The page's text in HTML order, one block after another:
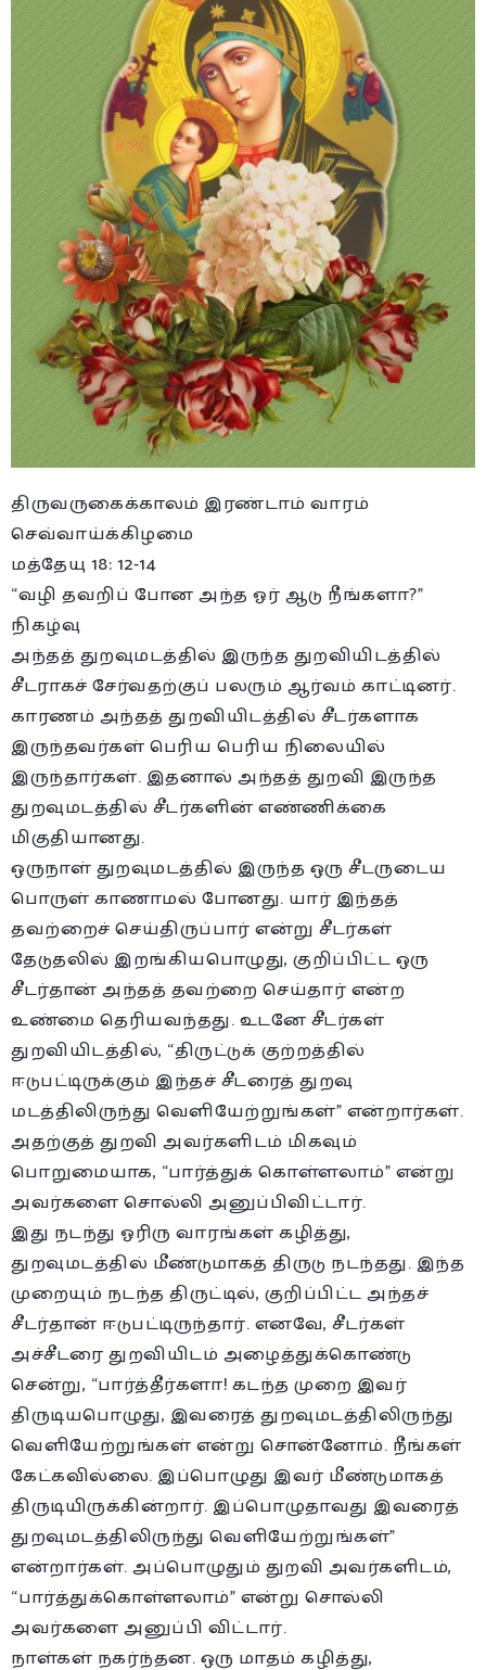
திருவருகைக்காலம் இரண்டாம் வாரம்
செவ்வாய்க்கிழமை
மத்தேயு 18: 12-14
“வழி தவறிப் போன அந்த ஓர் ஆடு நீங்களா?”
நிகழ்வு
அந்தத் துறவுமடத்தில் இருந்த துறவியிடத்தில்
சீடராகச் சேர்வதற்குப் பலரும் ஆர்வம் காட்டினர்.
காரணம் அந்தத் துறவியிடத்தில் சீடர்களாக
இருந்தவர்கள் பெரிய பெரிய நிலையில்
இருந்தார்கள். இதனால் அந்தத் துறவி இருந்த
துறவுமடத்தில் சீடர்களின் எண்ணிக்கை
மிகுதியானது.
ஒருநாள் துறவுமடத்தில் இருந்த ஒரு சீடருடைய
பொருள் காணாமல் போனது. யார் இந்தத்
தவற்றைச் செய்திருப்பார் என்று சீடர்கள்
தேடுதலில் இறங்கியபொழுது, குறிப்பிட்ட ஒரு
சீடர்தான் அந்தத் தவற்றை செய்தார் என்ற
உண்மை தெரியவந்தது. உடனே சீடர்கள்
துறவியிடத்தில், “திருட்டுக் குற்றத்தில்
ஈடுபட்டிருக்கும் இந்தச் சீடரைத் துறவு
மடத்திலிருந்து வெளியேற்றுங்கள்” என்றார்கள்.
அதற்குத் துறவி அவர்களிடம் மிகவும்
பொறுமையாக, “பார்த்துக் கொள்ளலாம்” என்று
அவர்களை சொல்லி அனுப்பிவிட்டார்.
இது நடந்து ஓரிரு வாரங்கள் கழித்து,
துறவுமடத்தில் மீண்டுமாகத் திருடு நடந்தது. இந்த
முறையும் நடந்த திருட்டில், குறிப்பிட்ட அந்தச்
சீடர்தான் ஈடுபட்டிருந்தார். எனவே, சீடர்கள்
அச்சீடரை துறவியிடம் அழைத்துக்கொண்டு
சென்று, “பார்த்தீர்களா! கடந்த முறை இவர்
திருடியபொழுது, இவரைத் துறவுமடத்திலிருந்து
வெளியேற்றுங்கள் என்று சொன்னோம். நீங்கள்
கேட்கவில்லை. இப்பொழுது இவர் மீண்டுமாகத்
திருடியிருக்கின்றார். இப்பொழுதாவது இவரைத்
துறவுமடத்திலிருந்து வெளியேற்றுங்கள்”
என்றார்கள். அப்பொழுதும் துறவி அவர்களிடம்,
“பார்த்துக்கொள்ளலாம்” என்று சொல்லி
அவர்களை அனுப்பி விட்டார்.
நாள்கள் நகர்ந்தன. ஒரு மாதம் கழித்து,